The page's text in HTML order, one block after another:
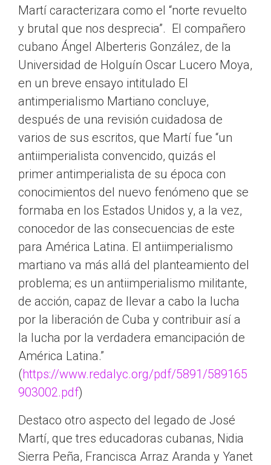
Martí caracterizara como el “norte revuelto
y brutal que nos desprecia”. El compañero
cubano Ángel Alberteris González, de la
Universidad de Holguín Oscar Lucero Moya,
en un breve ensayo intitulado El
antimperialismo Martiano concluye,
después de una revisión cuidadosa de
varios de sus escritos, que Martí fue “un
antiimperialista convencido, quizás el
primer antimperialista de su época con
conocimientos del nuevo fenómeno que se
formaba en los Estados Unidos y, a la vez,
conocedor de las consecuencias de este
para América Latina. El antiimperialismo
martiano va más allá del planteamiento del
problema; es un antiimperialismo militante,
de acción, capaz de llevar a cabo la lucha
por la liberación de Cuba y contribuir así a
la lucha por la verdadera emancipación de
América Latina.”
(https://www.redalyc.org/pdf/5891/589165
903002.pdf)
Destaco otro aspecto del legado de José
Martí, que tres educadoras cubanas, Nidia
Sierra Peña, Francisca Arraz Aranda y Yanet